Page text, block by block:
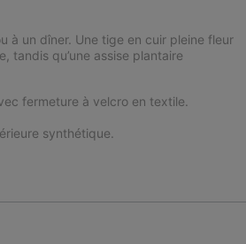
à un dîner. Une tige en cuir pleine fleur
tandis qu’une assise plantaire
fermeture à velcro en textile.
synthétique.